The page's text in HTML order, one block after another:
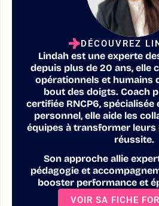
DÉCOUVREZ
Lindah est une experte
depuis plus de 20 ans, elle
opérationnels et humains
bout des doigts. Coach
certifiée RNCP6,
personnel, elle aide les
équipes à transformer leurs
réussite.
Son approche allie
pédagogie et
booster performance et
VOIR SA FICHE